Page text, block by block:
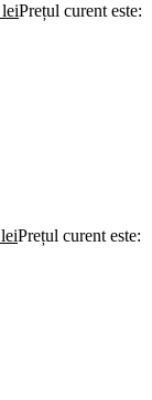
leiPrețul curent este:
leiPrețul curent este: